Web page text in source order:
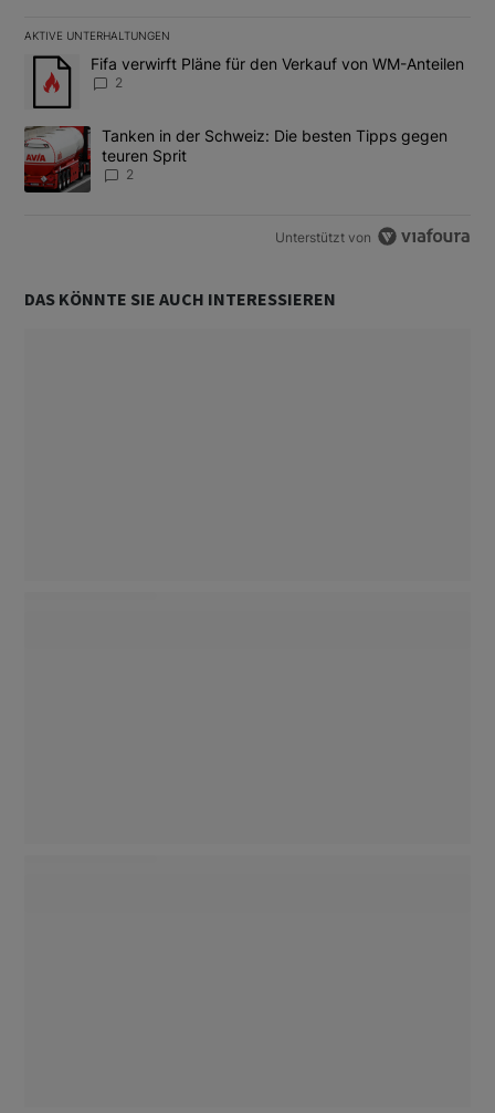
AKTIVE UNTERHALTUNGEN
Das Folgende ist eine Liste der am meisten kommentierten
Ein Trendartikel mit dem Titel "Fifa verwirft Pläne für den
Fifa verwirft Pläne für den Verkauf von WM-Anteilen
2
Ein Trendartikel mit dem Titel "Tanken in der Schweiz: Die
Tanken in der Schweiz: Die besten Tipps gegen
teuren Sprit
2
Unterstützt von
DAS KÖNNTE SIE AUCH INTERESSIEREN